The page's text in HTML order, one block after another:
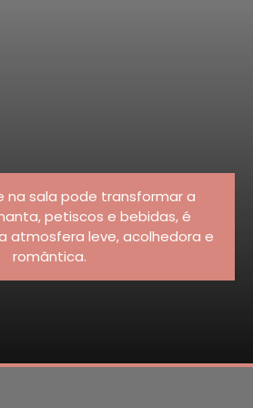
na sala pode transformar a
petiscos e bebidas, é
atmosfera leve, acolhedora e
romântica.